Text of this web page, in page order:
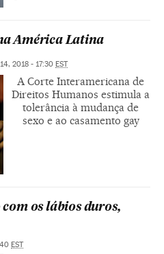
América Latina
2018 - 17:30 EST
A Corte Interamericana de
Direitos Humanos estimula a
tolerância à mudança de
sexo e ao casamento gay
os lábios duros,
EST